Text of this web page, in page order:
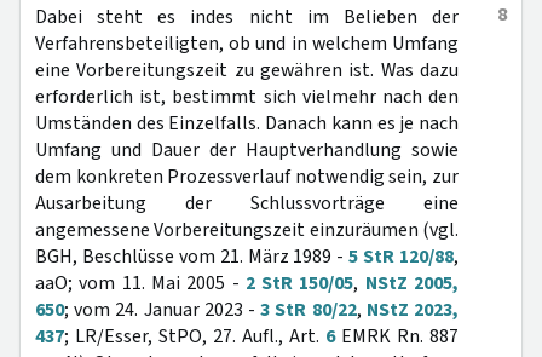
8
Dabei steht es indes nicht im Belieben der
Verfahrensbeteiligten, ob und in welchem Umfang
eine Vorbereitungszeit zu gewähren ist. Was dazu
erforderlich ist, bestimmt sich vielmehr nach den
Umständen des Einzelfalls. Danach kann es je nach
Umfang und Dauer der Hauptverhandlung sowie
dem konkreten Prozessverlauf notwendig sein, zur
Ausarbeitung der Schlussvorträge eine
angemessene Vorbereitungszeit einzuräumen (vgl.
BGH, Beschlüsse vom 21. März 1989 -5 StR 120/88,
aaO; vom 11. Mai 2005 - 2 StR 150/05, NStZ 2005,
650; vom 24. Januar 2023 -3 StR 80/22, NStZ 2023,
437; LR/Esser, StPO, 27. Aufl., Art. 6EMRK Rn. 887